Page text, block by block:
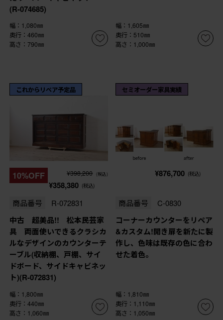
(R-074685)
幅：1,080㎜
奥行：460㎜
高さ：790㎜
幅：1,605㎜
奥行：510㎜
高さ：1,000㎜
これからリペア予定品
10%OFF ¥398,200 (税込)
¥358,380 (税込)
商品番号 R-072831
中古 超美品!! 松本民芸家
具 両面使いできるクラシカ
ルなデザインのカウンターテ
ーブル(収納棚、戸棚、サイ
ドボード、サイドキャビネッ
ト)(R-072831)
幅：1,800㎜
奥行：440㎜
高さ：1,060㎜
セミオーダー家具実績
¥876,700 (税込)
商品番号 C-0830
コーナーカウンターをリペア
&カスタム!開き扉を新たに製
作し、色味は既存の色に合わ
せた着色。
幅：1,810㎜
奥行：1,110㎜
高さ：1,050㎜